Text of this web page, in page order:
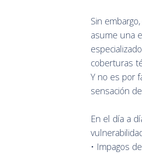
Sin
asume una
coberturas
Y no es por
sensación
En el día a
• Impagos